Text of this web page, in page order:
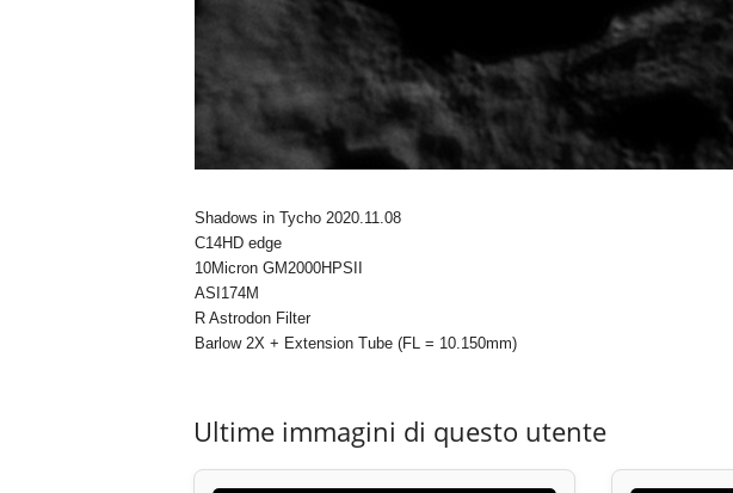
Shadows in Tycho 2020.11.08
C14HD edge
10Micron GM2000HPSII
ASI174M
R Astrodon Filter
Barlow 2X + Extension Tube (FL = 10.150mm)
Ultime immagini di questo utente